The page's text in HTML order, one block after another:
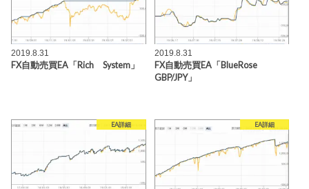
2019.8.31
FX自動売買EA「Rich System」
2019.8.31
FX自動売買EA「BlueRose
GBP/JPY」
EA詳細 EA詳細